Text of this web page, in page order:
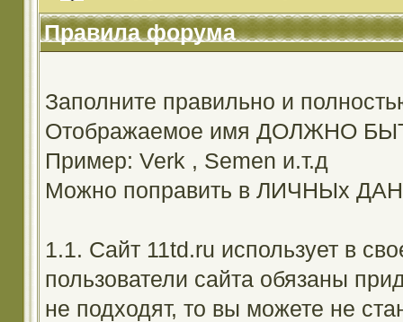
Правила форума
Заполните правильно и
Отображаемое имя ДОЛЖНО
Пример: Verk , Semen и.т.д
Можно поправить в ЛИЧНЫх
1.1. Сайт 11td.ru использует в
пользователи сайта обязаны
не подходят, то вы можете не